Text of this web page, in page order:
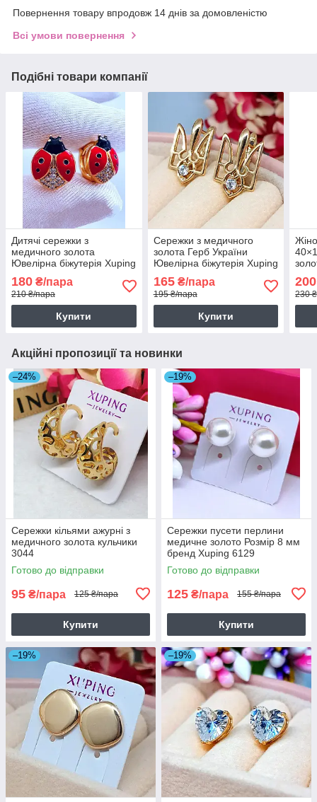
Повернення товару впродовж 14 днів за домовленістю
Всі умови повернення
Подібні товари компанії
Дитячі сережки з
медичного золота
Ювелірна біжутерія Xuping
180 ₴/пара
210 ₴/пара
Купити
Сережки з медичного
золота Герб України
Ювелірна біжутерія Xuping
кульчики жіночі код 5024
165₴/пара
195 ₴/пара
Купити
200
230
Акційні пропозиції та новинки
–24%
Сережки кільями ажурні з
медичного золота кульчики
3044
Готово до відправки
95 ₴/пара 125 ₴/пара
Купити
–19%
Сережки пусети перлини
медичне золото Розмір 8 мм
бренд Xuping 6129
Готово до відправки
125 ₴/пара 155 ₴/пара
Купити
–19% –19%